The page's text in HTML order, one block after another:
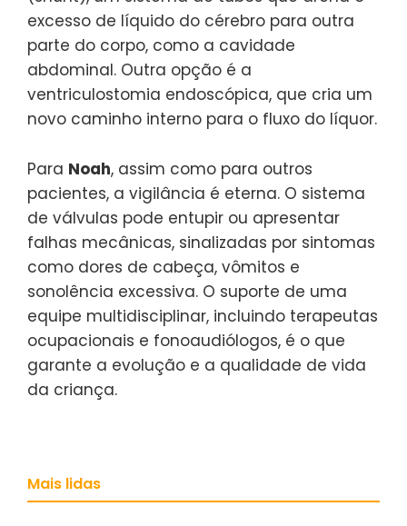
excesso de líquido do cérebro para outra
parte do corpo, como a cavidade
abdominal. Outra opção é a
ventriculostomia endoscópica, que cria um
novo caminho interno para o fluxo do líquor.
Para Noah, assim como para outros
pacientes, a vigilância é eterna. O sistema
de válvulas pode entupir ou apresentar
falhas mecânicas, sinalizadas por sintomas
como dores de cabeça, vômitos e
sonolência excessiva. O suporte de uma
equipe multidisciplinar, incluindo terapeutas
ocupacionais e fonoaudiólogos, é o que
garante a evolução e a qualidade de vida
da criança.
Mais lidas